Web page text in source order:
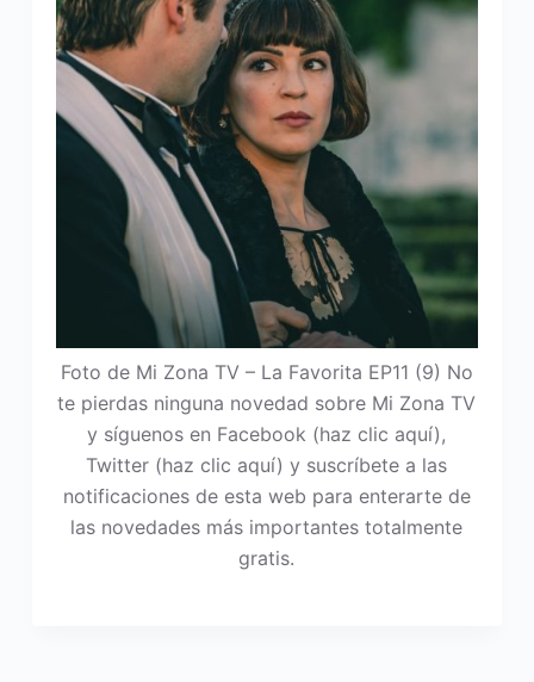
Foto de Mi Zona TV – La Favorita EP11 (9) No
te pierdas ninguna novedad sobre Mi Zona TV
y síguenos en Facebook (haz clic aquí),
Twitter (haz clic aquí) y suscríbete a las
notificaciones de esta web para enterarte de
las novedades más importantes totalmente
gratis.